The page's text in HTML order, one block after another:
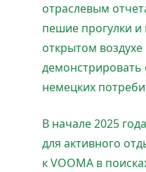
отраслевым
пешие прогулки
открытом
демонстрировать
немецких
В начале 2025
для активного
к VOOMA в